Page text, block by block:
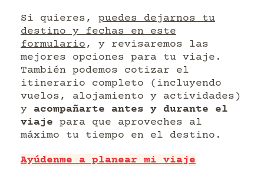
Si quieres, puedes dejarnos tu
destino y fechas en este
formulario , y revisaremos las
mejores opciones para tu viaje.
También podemos cotizar el
itinerario completo (incluyendo
vuelos, alojamiento y actividades)
y acompañarte antes y durante el
viaje para que aproveches al
máximo tu tiempo en el destino.
Ayúdenme a planear mi viaje